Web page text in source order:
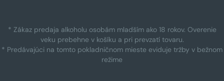
* Zákaz predaja alkoholu osobám mladším ako 18 rokov. Overenie
veku prebehne v košíku a pri prevzatí tovaru.
* Predávajúci na tomto pokladničnom mieste eviduje tržby v bežnom
režime